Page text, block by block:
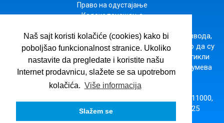
Naš sajt koristi kolačiće (cookies) kako bi
poboljšao funkcionalnost stranice. Ukoliko
nastavite da pregledate i koristite našu
Internet prodavnicu, slažete se sa upotrebom
kolačića. Više informacija
Slažem se
Право на одустајање
Кодекс понашања
Настојимо да будемо што прецизнији у опису производа,
приказу слика и цена, али не можемо да гарантујемо да су
све информације комплетне и без грешака. Сви артикли
приказани на сајту су део наше понуде и не подразумева
да су доступни у сваком тренутку.
· Господара Вучића 245б, Београд 11000,
office@vulkanznanje.rs +381 11 74 56 025